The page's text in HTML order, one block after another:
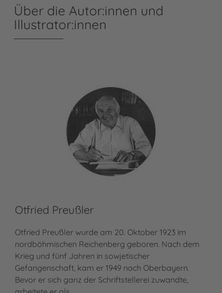
Über die Autor:innen und
Illustrator:innen
Otfried Preußler
Otfried Preußler wurde am 20. Oktober 1923 im
nordböhmischen Reichenberg geboren. Nach dem
Krieg und fünf Jahren in sowjetischer
Gefangenschaft, kam er 1949 nach Oberbayern.
Bevor er sich ganz der Schriftstellerei zuwandte,